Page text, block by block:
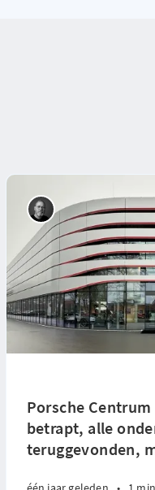
Porsche
betrapt, alle
teruggevonden,